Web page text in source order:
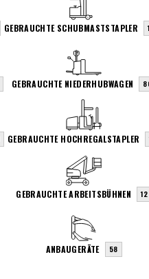
GEBRAUCHTE SCHUBMASTSTAPLER
GEBRAUCHTE NIEDERHUBWAGEN
GEBRAUCHTE HOCHREGALSTAPLER
GEBRAUCHTE ARBEITSBÜHNEN 12
ANBAUGERÄTE 58